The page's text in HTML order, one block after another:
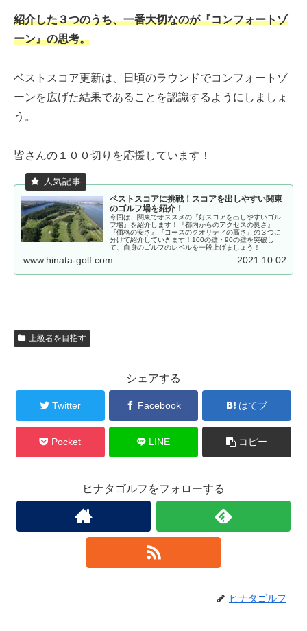
紹介した３つのうち、一番大切なのが『コンフォートゾ
ーン』の思考。
ベストスコア更新は、日頃のラウンドでコンフォートゾ
ーンを広げた結果であることを認識するようにしましょ
う。
皆さんの１００切りを応援しています！
ベストスコアに挑戦！スコアを出しやすい関東
のゴルフ場を紹介！
今回は、関東でオススメの『好スコアを出しやすいゴル
フ場』を紹介します！『都内からのアクセスの良さ』
『価格の安さ』『コースのクオリティの高さ』の３つに
分けて紹介していきます！100の壁・90の壁を突破し
て、自身のゴルフのレベルを一段上げましょう！
www.hinata-golf.com 2021.10.02
上級者を目指す
シェアする
Twitter Facebook はてブ
Pocket LINE コピー
ヒナタゴルフをフォローする
ヒナタゴルフ